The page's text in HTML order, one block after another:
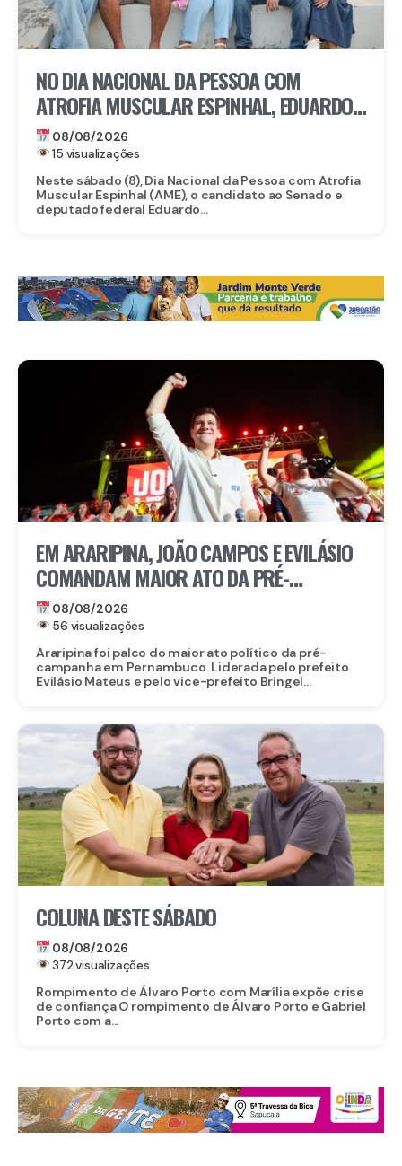
NO DIA NACIONAL DA PESSOA COM
ATROFIA MUSCULAR ESPINHAL, EDUARDO
DA FONTE DESTACA ACESSO A
MEDICAMENTO DE MAIS DE R$ 6 MILHÕES
08/08/2026
15 visualizações
Neste sábado (8), Dia Nacional da Pessoa com Atrofia
Muscular Espinhal (AME), o candidato ao Senado e
deputado federal Eduardo...
EM ARARIPINA, JOÃO CAMPOS E EVILÁSIO
COMANDAM MAIOR ATO DA PRÉ-
CAMPANHA NO SERTÃO
08/08/2026
56 visualizações
Araripina foi palco do maior ato político da pré-
campanha em Pernambuco. Liderada pelo prefeito
Evilásio Mateus e pelo vice-prefeito Bringel...
COLUNA DESTE SÁBADO
08/08/2026
372 visualizações
Rompimento de Álvaro Porto com Marília expõe crise
de confiança O rompimento de Álvaro Porto e Gabriel
Porto com a...